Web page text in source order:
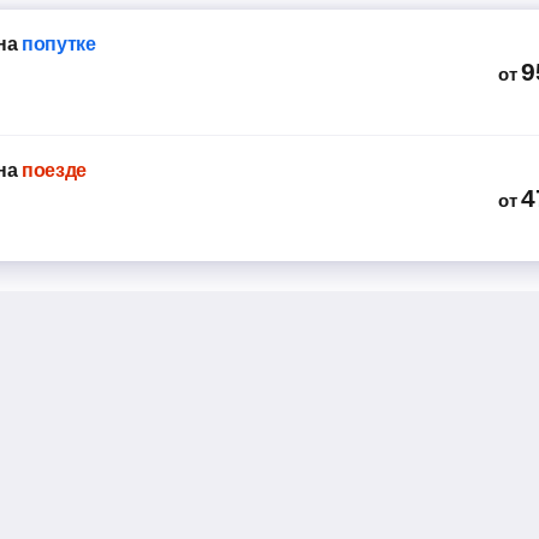
5
93, платформа 3
93, платформа 9
попутке
от
поезде
от